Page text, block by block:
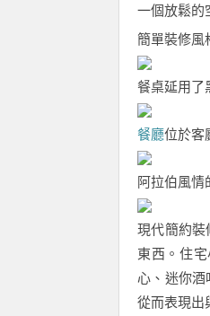
一個放鬆的
簡單裝修風
餐桌延用了
餐廳位於客
阿拉伯風情
現代簡約裝
東西。住
心、迷你酒
從而表現出